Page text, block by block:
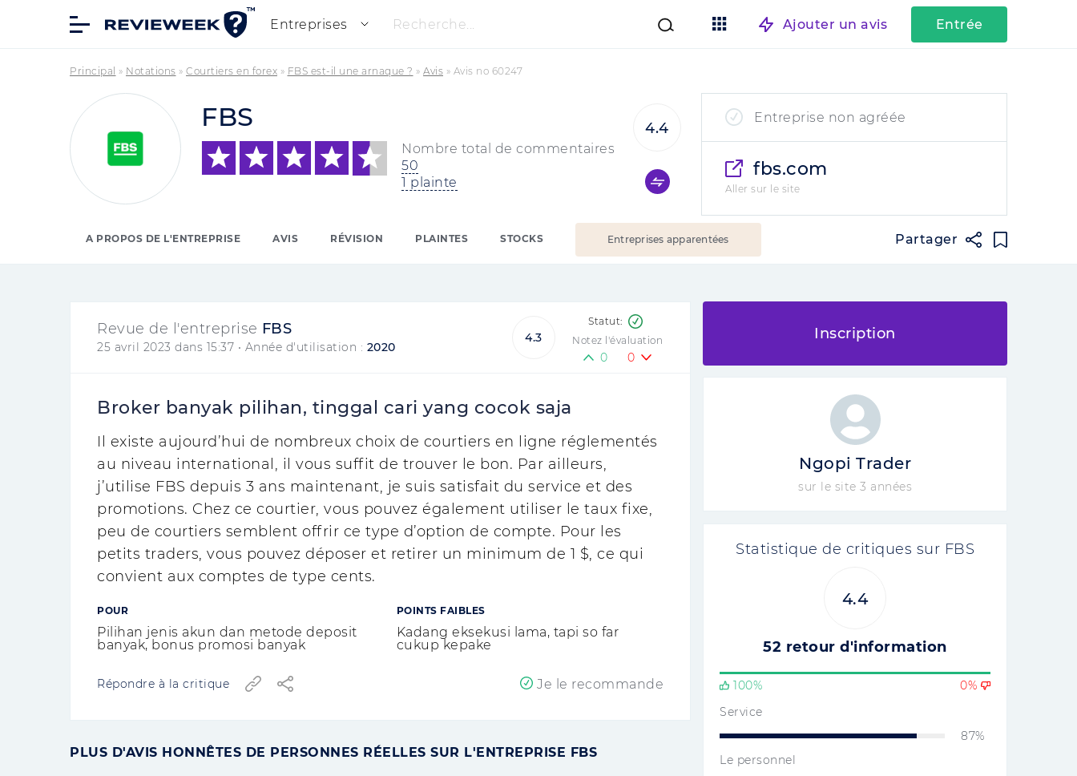
Entreprises Recherche... Ajouter un avis Entrée
Principal » Notations » Courtiers en forex » FBS est-il une arnaque ? » Avis » Avis no 60247
FBS
Nombre total de commentaires
50
1 plainte
4.4
Entreprise non agréée
fbs.com
Aller sur le site
A PROPOS DE L'ENTREPRISE AVIS RÉVISION PLAINTES STOCKS Entreprises apparentées Partager
Revue de l'entreprise FBS
25 avril 2023 dans 15:37 • Année d'utilisation : 2020
4.3 Notez l'évaluation
0 0
Broker banyak pilihan, tinggal cari yang cocok saja
Il existe aujourd’hui de nombreux choix de courtiers en ligne réglementés
au niveau international, il vous suffit de trouver le bon. Par ailleurs,
j’utilise FBS depuis 3 ans maintenant, je suis satisfait du service et des
promotions. Chez ce courtier, vous pouvez également utiliser le taux fixe,
peu de courtiers semblent offrir ce type d’option de compte. Pour les
petits traders, vous pouvez déposer et retirer un minimum de 1 $, ce qui
convient aux comptes de type cents.
POUR
Pilihan jenis akun dan metode deposit
banyak, bonus promosi banyak
POINTS FAIBLES
Kadang eksekusi lama, tapi so far
cukup kepake
Répondre à la critique Je le recommande
PLUS D'AVIS HONNÊTES DE PERSONNES RÉELLES SUR L'ENTREPRISE FBS
Inscription
Ngopi Trader
sur le site 3 années
Statistique de critiques sur FBS
4.4
52 retour d'information
100%
0%
Service
87%
Le personnel